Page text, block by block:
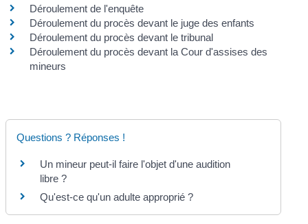
Déroulement de l'enquête
Déroulement du procès devant le juge des enfants
Déroulement du procès devant le tribunal
Déroulement du procès devant la Cour d'assises des
mineurs
Questions ? Réponses !
Un mineur peut-il faire l'objet d'une audition
libre ?
Qu'est-ce qu'un adulte approprié ?